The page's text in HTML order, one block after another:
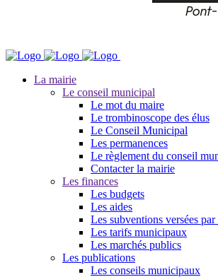
La mairie
Le conseil municipal
Le mot du maire
Le trombinoscope des élus
Le Conseil Municipal
Les permanences
Le règlement du conseil
Contacter la mairie
Les finances
Les budgets
Les aides
Les subventions versées
Les tarifs municipaux
Les marchés publics
Les publications
Les conseils municipaux